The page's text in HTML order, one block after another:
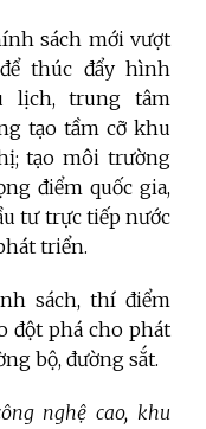
sách mới vượt
thúc đẩy hình
lịch, trung tâm
tạo tầm cỡ khu
tạo môi trường
điểm quốc gia,
tư trực tiếp nước
triển.
sách, thí điểm
đột phá cho phát
bộ, đường sắt.
nghệ cao, khu